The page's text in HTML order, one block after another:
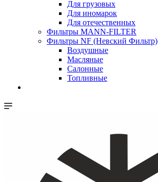
Для грузовых
Для иномарок
Для отечественных
Фильтры MANN-FILTER
Фильтры NF (Невский Фильтр)
Воздушные
Масляные
Салонные
Топливные